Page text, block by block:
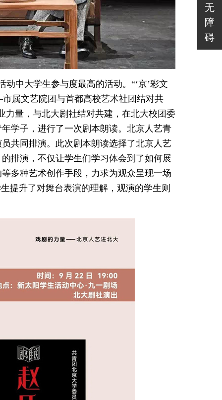
无
障
碍
中大学生参与度最高的活动。“‘京’彩文
属文艺院团与首都高校艺术社团结对共
力量，与北大剧社结对共建，在北大校团委
学子，进行了一次剧本朗读。北京人艺青
共同排演。此次剧本朗读选择了北京人艺
排演，不仅让学生们学习体会到了如何展
多种艺术创作手段，力求为观众呈现一场
提升了对舞台表演的理解，观演的学生则